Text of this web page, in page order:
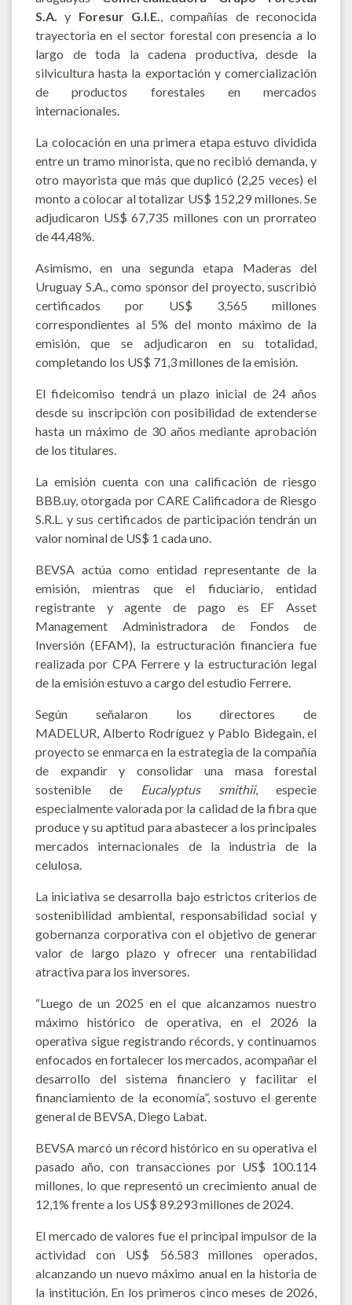
S.A. y Foresur G.I.E., compañías de reconocida
trayectoria en el sector forestal con presencia a lo
largo de toda la cadena productiva, desde la
silvicultura hasta la exportación y comercialización
de productos forestales en mercados
internacionales.
La colocación en una primera etapa estuvo dividida
entre un tramo minorista, que no recibió demanda, y
otro mayorista que más que duplicó (2,25 veces) el
monto a colocar al totalizar US$ 152,29 millones. Se
adjudicaron US$ 67,735 millones con un prorrateo
de 44,48%.
Asimismo, en una segunda etapa Maderas del
Uruguay S.A., como sponsor del proyecto, suscribió
certificados por US$ 3,565 millones
correspondientes al 5% del monto máximo de la
emisión, que se adjudicaron en su totalidad,
completando los US$ 71,3 millones de la emisión.
El fideicomiso tendrá un plazo inicial de 24 años
desde su inscripción con posibilidad de extenderse
hasta un máximo de 30 años mediante aprobación
de los titulares.
La emisión cuenta con una calificación de riesgo
BBB.uy, otorgada por CARE Calificadora de Riesgo
S.R.L. y sus certificados de participación tendrán un
valor nominal de US$ 1 cada uno.
BEVSA actúa como entidad representante de la
emisión, mientras que el fiduciario, entidad
registrante y agente de pago es EF Asset
Management Administradora de Fondos de
Inversión (EFAM), la estructuración financiera fue
realizada por CPA Ferrere y la estructuración legal
de la emisión estuvo a cargo del estudio Ferrere.
Según señalaron los directores de
MADELUR, Alberto Rodríguez y Pablo Bidegain, el
proyecto se enmarca en la estrategia de la compañía
de expandir y consolidar una masa forestal
sostenible de Eucalyptus smithii, especie
especialmente valorada por la calidad de la fibra que
produce y su aptitud para abastecer a los principales
mercados internacionales de la industria de la
celulosa.
La iniciativa se desarrolla bajo estrictos criterios de
sostenibilidad ambiental, responsabilidad social y
gobernanza corporativa con el objetivo de generar
valor de largo plazo y ofrecer una rentabilidad
atractiva para los inversores.
“Luego de un 2025 en el que alcanzamos nuestro
máximo histórico de operativa, en el 2026 la
operativa sigue registrando récords, y continuamos
enfocados en fortalecer los mercados, acompañar el
desarrollo del sistema financiero y facilitar el
financiamiento de la economía”, sostuvo el gerente
general de BEVSA, Diego Labat.
BEVSA marcó un récord histórico en su operativa el
pasado año, con transacciones por US$ 100.114
millones, lo que representó un crecimiento anual de
12,1% frente a los US$ 89.293 millones de 2024.
El mercado de valores fue el principal impulsor de la
actividad con US$ 56.583 millones operados,
alcanzando un nuevo máximo anual en la historia de
la institución. En los primeros cinco meses de 2026,